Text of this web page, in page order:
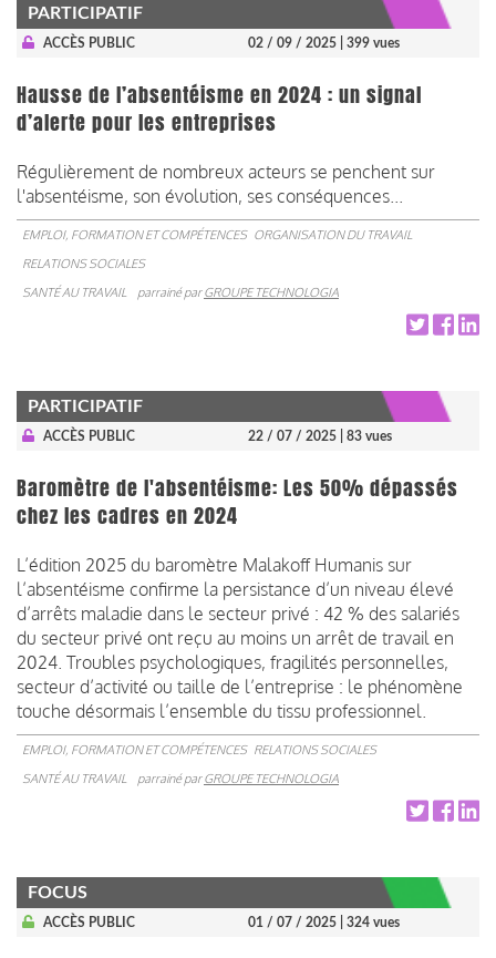
PARTICIPATIF
ACCÈS PUBLIC 02 / 09 / 2025 | 399 vues
Hausse de l’absentéisme en 2024 : un signal
d’alerte pour les entreprises
Régulièrement de nombreux acteurs se penchent sur
l'absentéisme, son évolution, ses conséquences...
EMPLOI, FORMATION ET COMPÉTENCES ORGANISATION DU TRAVAIL
RELATIONS SOCIALES
SANTÉ AU TRAVAIL
parrainé parGROUPE TECHNOLOGIA
PARTICIPATIF
ACCÈS PUBLIC 22 / 07 / 2025 | 83 vues
Baromètre de l'absentéisme: Les 50% dépassés
chez les cadres en 2024
L’édition 2025 du baromètre Malakoff Humanis sur
l’absentéisme confirme la persistance d’un niveau élevé
d’arrêts maladie dans le secteur privé : 42 % des salariés
du secteur privé ont reçu au moins un arrêt de travail en
2024. Troubles psychologiques, fragilités personnelles,
secteur d’activité ou taille de l’entreprise : le phénomène
touche désormais l’ensemble du tissu professionnel.
EMPLOI, FORMATION ET COMPÉTENCES RELATIONS SOCIALES
SANTÉ AU TRAVAIL
parrainé parGROUPE TECHNOLOGIA
FOCUS
ACCÈS PUBLIC 01 / 07 / 2025 | 324 vues